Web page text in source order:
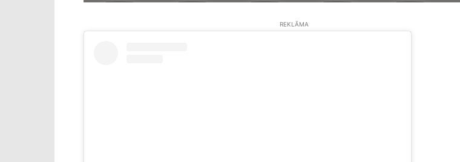
REKLĀMA